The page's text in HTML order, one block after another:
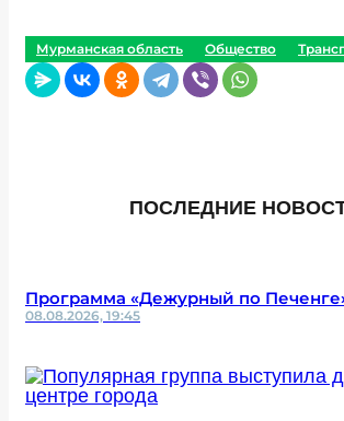
Мурманская область Общество
ПОСЛЕДНИЕ
Программа «Дежурный по Печенге»
08.08.2026, 19:45